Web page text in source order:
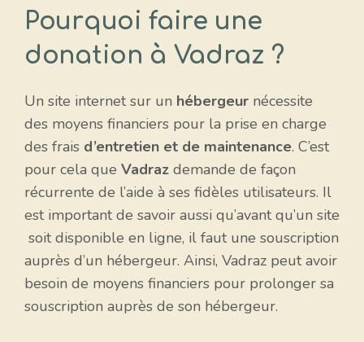
Pourquoi faire une
donation à Vadraz ?
Un site internet sur un hébergeur nécessite
des moyens financiers pour la prise en charge
des frais d’entretien et de maintenance. C’est
pour cela que Vadraz demande de façon
récurrente de l’aide à ses fidèles utilisateurs. Il
est important de savoir aussi qu’avant qu’un site
soit disponible en ligne, il faut une souscription
auprès d’un hébergeur. Ainsi, Vadraz peut avoir
besoin de moyens financiers pour prolonger sa
souscription auprès de son hébergeur.